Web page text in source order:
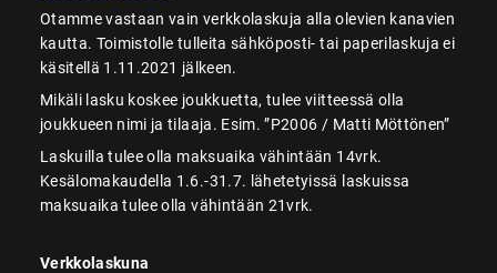
Otamme vastaan vain verkkolaskuja alla olevien kanavien
kautta. Toimistolle tulleita sähköposti- tai paperilaskuja ei
käsitellä 1.11.2021 jälkeen.
Mikäli lasku koskee joukkuetta, tulee viitteessä olla
joukkueen nimi ja tilaaja. Esim. ”P2006 / Matti Möttönen”
Laskuilla tulee olla maksuaika vähintään 14vrk.
Kesälomakaudella 1.6.-31.7. lähetetyissä laskuissa
maksuaika tulee olla vähintään 21vrk.
Verkkolaskuna